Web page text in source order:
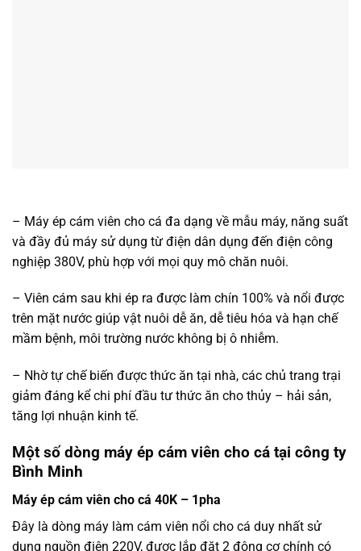
– Máy ép cám viên cho cá đa dạng về mẫu máy, năng suất
và đầy đủ máy sử dụng từ điện dân dụng đến điện công
nghiệp 380V, phù hợp với mọi quy mô chăn nuôi.
– Viên cám sau khi ép ra được làm chín 100% và nổi được
trên mặt nước giúp vật nuôi dễ ăn, dễ tiêu hóa và hạn chế
mầm bệnh, môi trường nước không bị ô nhiễm.
– Nhờ tự chế biến được thức ăn tại nhà, các chủ trang trại
giảm đáng kể chi phí đầu tư thức ăn cho thủy – hải sản,
tăng lợi nhuận kinh tế.
Một số dòng máy ép cám viên cho cá tại công ty
Bình Minh
Máy ép cám viên cho cá 40K – 1pha
Đây là dòng máy làm cám viên nổi cho cá duy nhất sử
dụng nguồn điện 220V, được lắp đặt 2 động cơ chính có